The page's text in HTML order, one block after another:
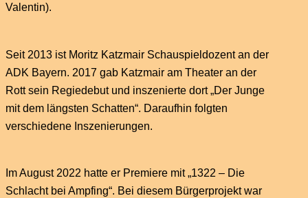
Valentin).
Seit 2013 ist Moritz Katzmair Schauspieldozent an der
ADK Bayern. 2017 gab Katzmair am Theater an der
Rott sein Regiedebut und inszenierte dort „Der Junge
mit dem längsten Schatten“. Daraufhin folgten
verschiedene Inszenierungen.
Im August 2022 hatte er Premiere mit „1322 – Die
Schlacht bei Ampfing“. Bei diesem Bürgerprojekt war